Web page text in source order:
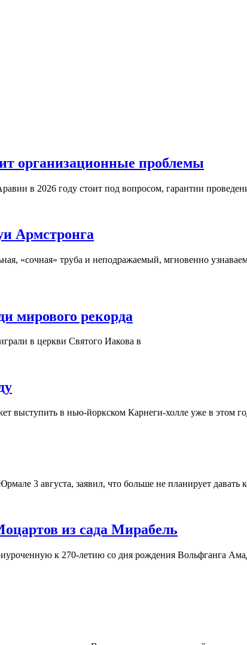
организационные проблемы
в 2026 году стоит под вопросом, гарантии
Армстронга
«сочная» труба и неподражаемый, мгновенно
мирового рекорда
в церкви Святого Иакова в
выступить в нью-йоркском Карнеги-холле уже в этом
3 августа, заявил, что больше не планирует давать
из сада Мирабель
к 270-летию со дня рождения Вольфганга